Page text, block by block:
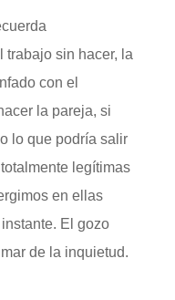
trabajo sin hacer, la
con el
la pareja, si
lo que podría salir
legítimas
en ellas
El gozo
de la inquietud.